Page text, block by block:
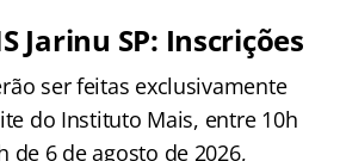
Jarinu SP: Inscrições
ser feitas exclusivamente
do Instituto Mais, entre 10h
de 6 de agosto de 2026,